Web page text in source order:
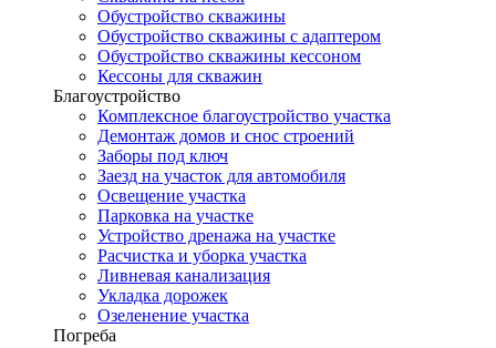
Обустройство скважины
Обустройство скважины с адаптером
Обустройство скважины кессоном
Кессоны для скважин
Благоустройство
Комплексное благоустройство участка
Демонтаж домов и снос строений
Заборы под ключ
Заезд на участок для автомобиля
Освещение участка
Парковка на участке
Устройство дренажа на участке
Расчистка и уборка участка
Ливневая канализация
Укладка дорожек
Озеленение участка
Погреба